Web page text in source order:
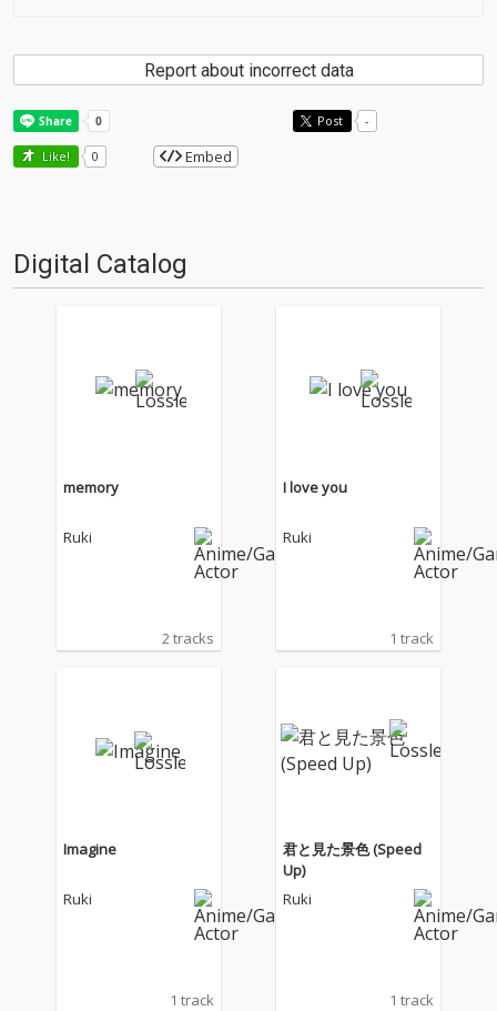
Report about incorrect data
Post -
Like! 0 Embed
Digital Catalog
memory
Ruki
2 tracks
I love you
Ruki
1 track
Imagine
Ruki
1 track
君と見た景色 (Speed
Up)
Ruki
1 track